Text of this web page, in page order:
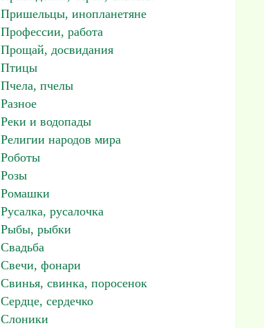
Пришельцы, инопланетяне
Профессии, работа
Прощай, досвидания
Птицы
Пчела, пчелы
Разное
Реки и водопады
Религии народов мира
Роботы
Розы
Ромашки
Русалка, русалочка
Рыбы, рыбки
Свадьба
Свечи, фонари
Свинья, свинка, поросенок
Сердце, сердечко
Слоники